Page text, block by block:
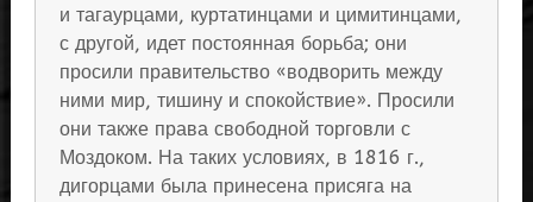
и тагаурцами, куртатинцами и цимитинцами,
с другой, идет постоянная борьба; они
просили правительство «водворить между
ними мир, тишину и спокойствие». Просили
они также права свободной торговли с
Моздоком. На таких условиях, в 1816 г.,
дигорцами была принесена присяга на